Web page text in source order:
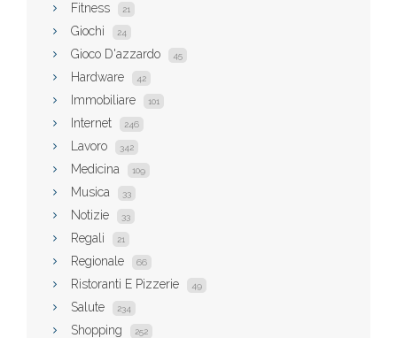
Fitness 21
Giochi 24
Gioco D'azzardo 45
Hardware 42
Immobiliare 101
Internet 246
Lavoro 342
Medicina 109
Musica 33
Notizie 33
Regali 21
Regionale 66
Ristoranti E Pizzerie 49
Salute 234
Shopping 252